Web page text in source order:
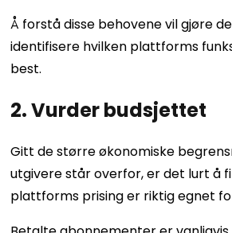
Å forstå disse behovene vil gjøre
identifisere hvilken plattforms
best.
2. Vurder budsjettet
Gitt de større økonomiske
utgivere står overfor, er det lurt å
plattforms prising er riktig egnet